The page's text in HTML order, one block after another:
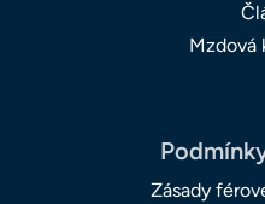
Mzdová
Zásady